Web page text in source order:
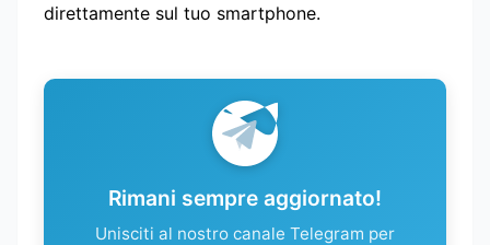
direttamente sul tuo smartphone.
Rimani sempre aggiornato!
Unisciti al nostro canale Telegram per